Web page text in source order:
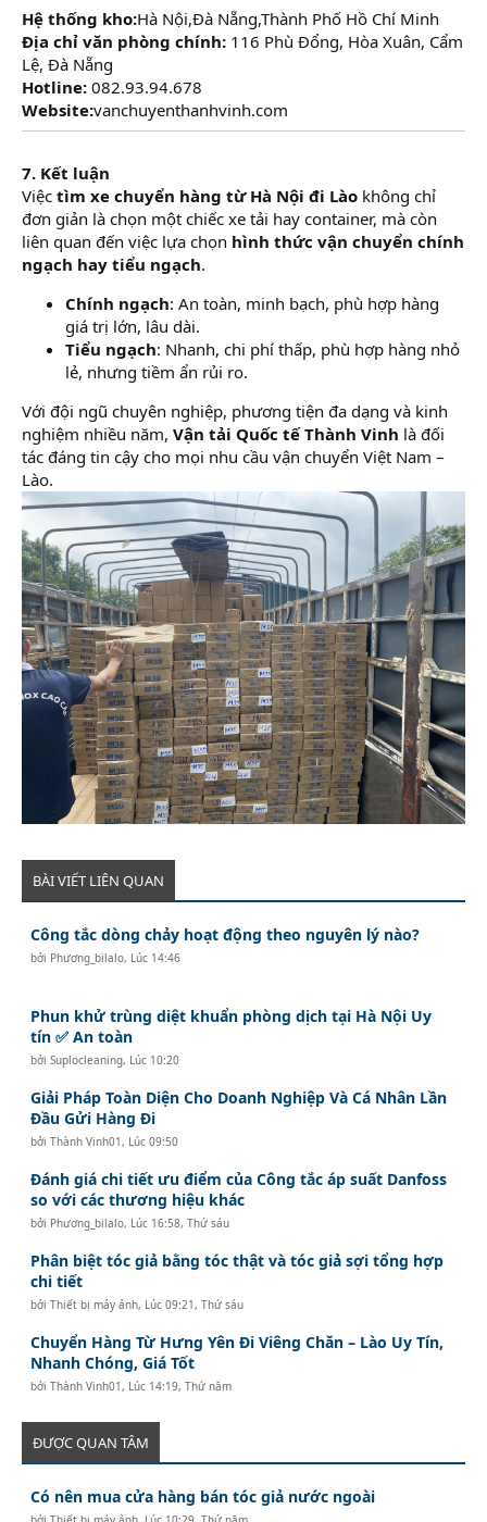
Hệ thống kho:Hà Nội,Đà Nẵng,Thành Phố Hồ Chí Minh
Địa chỉ văn phòng chính: 116 Phù Đổng, Hòa Xuân, Cẩm
Lệ, Đà Nẵng
Hotline: 082.93.94.678
Website:vanchuyenthanhvinh.com
7. Kết luận
Việc tìm xe chuyển hàng từ Hà Nội đi Lào không chỉ
đơn giản là chọn một chiếc xe tải hay container, mà còn
liên quan đến việc lựa chọn hình thức vận chuyển chính
ngạch hay tiểu ngạch.
Chính ngạch: An toàn, minh bạch, phù hợp hàng
giá trị lớn, lâu dài.
Tiểu ngạch: Nhanh, chi phí thấp, phù hợp hàng nhỏ
lẻ, nhưng tiềm ẩn rủi ro.
Với đội ngũ chuyên nghiệp, phương tiện đa dạng và kinh
nghiệm nhiều năm, Vận tải Quốc tế Thành Vinh là đối
tác đáng tin cậy cho mọi nhu cầu vận chuyển Việt Nam –
Lào.
BÀI VIẾT LIÊN QUAN
Công tắc dòng chảy hoạt động theo nguyên lý nào?
bởi Phương_bilalo, Lúc 14:46
Phun khử trùng diệt khuẩn phòng dịch tại Hà Nội Uy
tín ✅ An toàn
bởiSuplocleaning, Lúc 10:20
Giải Pháp Toàn Diện Cho Doanh Nghiệp Và Cá Nhân Lần
Đầu Gửi Hàng Đi
bởiThành Vinh01, Lúc 09:50
Đánh giá chi tiết ưu điểm của Công tắc áp suất Danfoss
so với các thương hiệu khác
bởi Phương_bilalo, Lúc 16:58, Thứ sáu
Phân biệt tóc giả bằng tóc thật và tóc giả sợi tổng hợp
chi tiết
bởiThiết bị máy ảnh, Lúc 09:21, Thứ sáu
Chuyển Hàng Từ Hưng Yên Đi Viêng Chăn – Lào Uy Tín,
Nhanh Chóng, Giá Tốt
bởiThành Vinh01, Lúc 14:19, Thứ năm
ĐƯỢC QUAN TÂM
Có nên mua cửa hàng bán tóc giả nước ngoài